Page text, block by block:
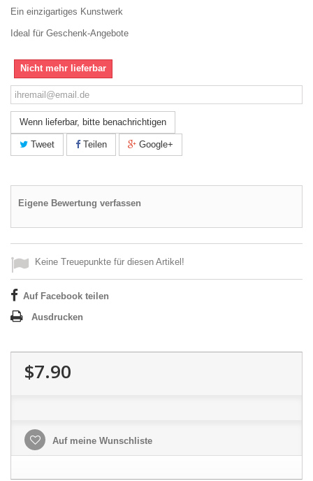
Ein einzigartiges Kunstwerk
Ideal für Geschenk-Angebote
Nicht mehr lieferbar
Wenn lieferbar, bitte benachrichtigen
Tweet Teilen Google+
Eigene Bewertung verfassen
Keine Treuepunkte für diesen Artikel!
Auf Facebook teilen
Ausdrucken
$7.90
Auf meine Wunschliste